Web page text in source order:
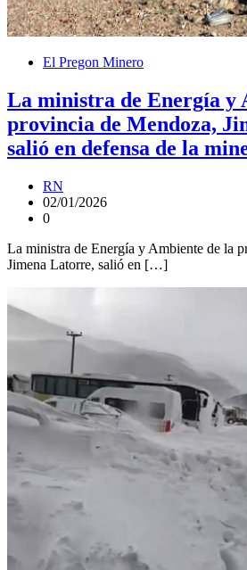
El Pregon Minero
La ministra de Energía y
provincia de Mendoza,
salió en defensa de la
RN
02/01/2026
0
La ministra de Energía y Ambiente de la
Jimena Latorre, salió en […]